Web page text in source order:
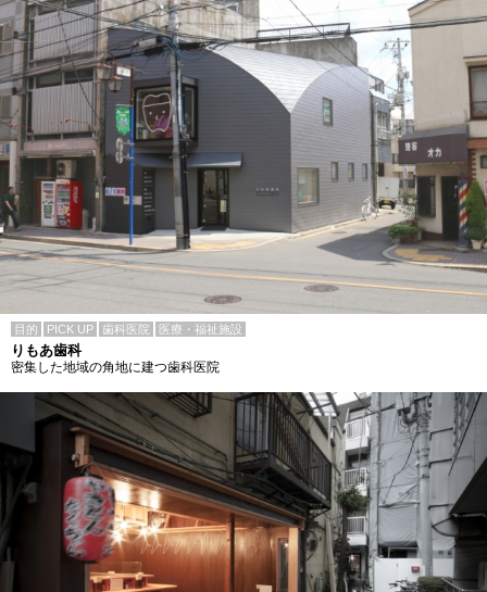
目的 PICK UP 歯科医院 医療・福祉施設
りもあ歯科
密集した地域の角地に建つ歯科医院